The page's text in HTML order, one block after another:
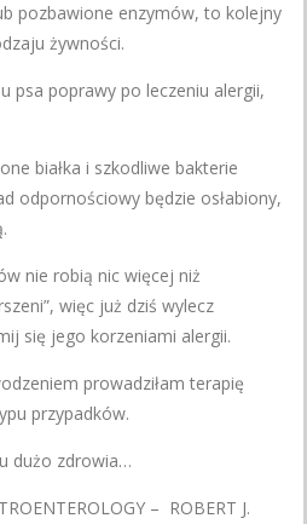
pozbawione enzymów, to kolejny
żywności.
psa poprawy po leczeniu alergii,
białka i szkodliwe bakterie
odpornościowy będzie osłabiony,
nie robią nic więcej niż
więc już dziś wylecz
się jego korzeniami alergii.
prowadziłam terapię
przypadków.
dużo zdrowia…
– ROBERT J.